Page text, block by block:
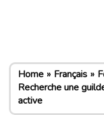
Home Français
Recherche une
active